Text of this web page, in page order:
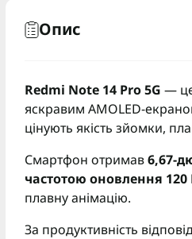
Опис
Redmi Note 14 Pro 5G —
яскравим AMOLED-
цінують якість зйомки,
Смартфон отримав6,67-
частотою оновлення 120
плавну анімацію.
За продуктивність